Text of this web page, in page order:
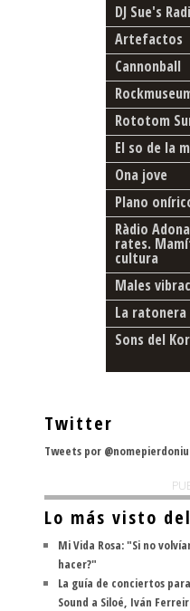
DJ Sue's
Artefactos
Cannonball
Rototom
El so de la
Ona jove
Plano
Ràdio
rates.
cultura
Males
La ratonera
Sons del
Twitter
Tweets por
Lo más visto
Mi Vida Rosa: "Si no
hacer?"
La guía de conciertos
Sound a Siloé, Iván